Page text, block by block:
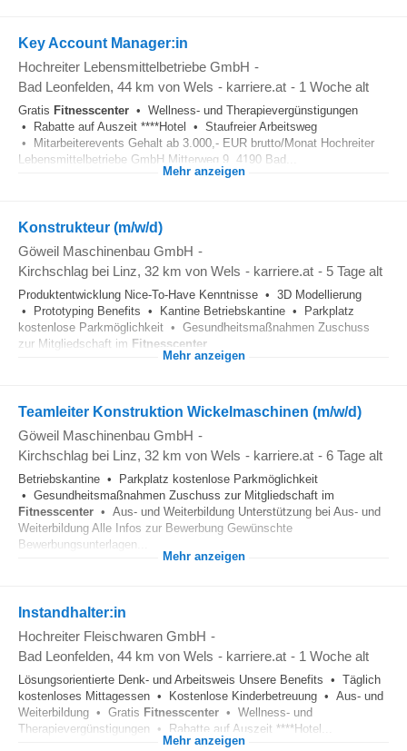
Key Account Manager:in
Hochreiter Lebensmittelbetriebe GmbH -
Bad Leonfelden, 44 km von Wels - karriere.at - 1 Woche alt
Gratis Fitnesscenter • Wellness- und Therapievergünstigungen
• Rabatte auf Auszeit ****Hotel • Staufreier Arbeitsweg
• Mitarbeiterevents Gehalt ab 3.000,- EUR brutto/Monat Hochreiter
Lebensmittelbetriebe GmbH Mitterweg 9, 4190 Bad...
Mehr anzeigen
Konstrukteur (m/w/d)
Göweil Maschinenbau GmbH -
Kirchschlag bei Linz, 32 km von Wels - karriere.at - 5 Tage alt
Produktentwicklung Nice-To-Have Kenntnisse • 3D Modellierung
• Prototyping Benefits • Kantine Betriebskantine • Parkplatz
kostenlose Parkmöglichkeit • Gesundheitsmaßnahmen Zuschuss
zur Mitgliedschaft im Fitnesscenter
Mehr anzeigen
Teamleiter Konstruktion Wickelmaschinen (m/w/d)
Göweil Maschinenbau GmbH -
Kirchschlag bei Linz, 32 km von Wels - karriere.at - 6 Tage alt
Betriebskantine • Parkplatz kostenlose Parkmöglichkeit
• Gesundheitsmaßnahmen Zuschuss zur Mitgliedschaft im
Fitnesscenter • Aus- und Weiterbildung Unterstützung bei Aus- und
Weiterbildung Alle Infos zur Bewerbung Gewünschte
Bewerbungsunterlagen...
Mehr anzeigen
Instandhalter:in
Hochreiter Fleischwaren GmbH -
Bad Leonfelden, 44 km von Wels - karriere.at - 1 Woche alt
Lösungsorientierte Denk- und Arbeitsweis Unsere Benefits • Täglich
kostenloses Mittagessen • Kostenlose Kinderbetreuung • Aus- und
Weiterbildung • Gratis Fitnesscenter • Wellness- und
Therapievergünstigungen • Rabatte auf Auszeit ****Hotel...
Mehr anzeigen